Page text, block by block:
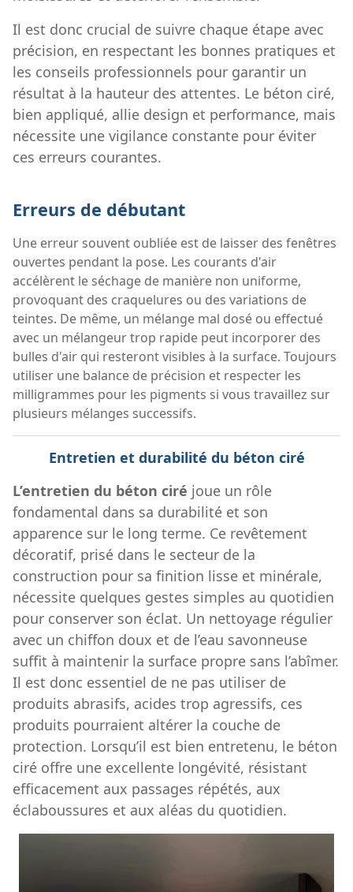
Il est donc crucial de suivre chaque étape avec
précision, en respectant les bonnes pratiques et
les conseils professionnels pour garantir un
résultat à la hauteur des attentes. Le béton ciré,
bien appliqué, allie design et performance, mais
nécessite une vigilance constante pour éviter
ces erreurs courantes.
Erreurs de débutant
Une erreur souvent oubliée est de laisser des fenêtres
ouvertes pendant la pose. Les courants d'air
accélèrent le séchage de manière non uniforme,
provoquant des craquelures ou des variations de
teintes. De même, un mélange mal dosé ou effectué
avec un mélangeur trop rapide peut incorporer des
bulles d'air qui resteront visibles à la surface. Toujours
utiliser une balance de précision et respecter les
milligrammes pour les pigments si vous travaillez sur
plusieurs mélanges successifs.
Entretien et durabilité du béton ciré
L’entretien du béton ciré joue un rôle
fondamental dans sa durabilité et son
apparence sur le long terme. Ce revêtement
décoratif, prisé dans le secteur de la
construction pour sa finition lisse et minérale,
nécessite quelques gestes simples au quotidien
pour conserver son éclat. Un nettoyage régulier
avec un chiffon doux et de l’eau savonneuse
suffit à maintenir la surface propre sans l’abîmer.
Il est donc essentiel de ne pas utiliser de
produits abrasifs, acides trop agressifs, ces
produits pourraient altérer la couche de
protection. Lorsqu’il est bien entretenu, le béton
ciré offre une excellente longévité, résistant
efficacement aux passages répétés, aux
éclaboussures et aux aléas du quotidien.